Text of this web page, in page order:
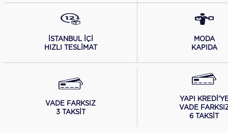
İSTANBUL İÇİ
HIZLI TESLİMAT
MODA
KAPIDA
VADE FARKSIZ
3 TAKSİT
YAPI
VADE
6 TAKSİT